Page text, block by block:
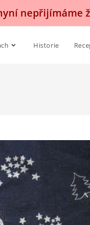
nepřijímáme
Historie